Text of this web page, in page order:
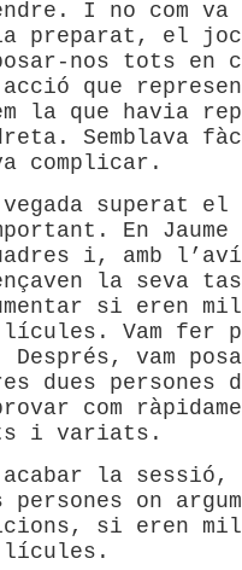
I no com va
preparat, el
nos tots en
acció que
la que havia
Semblava
complicar.
vegada superat
En
i, amb
la seva
si eren
Vam fer
Després, vam
dues persones
com
i variats.
acabar la
persones on
si eren